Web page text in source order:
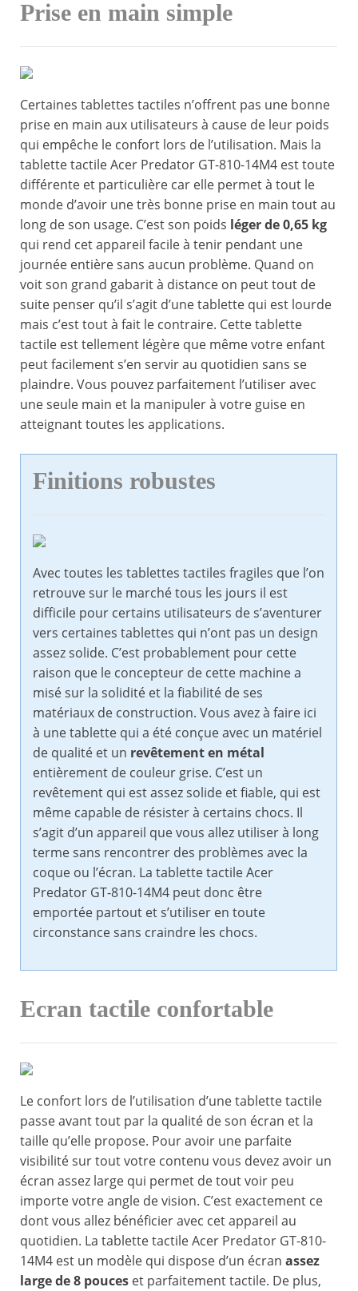
Prise en main simple
Certaines tablettes tactiles n’offrent pas une bonne
prise en main aux utilisateurs à cause de leur poids
qui empêche le confort lors de l’utilisation. Mais la
tablette tactile Acer Predator GT-810-14M4 est toute
différente et particulière car elle permet à tout le
monde d’avoir une très bonne prise en main tout au
long de son usage. C’est son poids léger de 0,65 kg
qui rend cet appareil facile à tenir pendant une
journée entière sans aucun problème. Quand on
voit son grand gabarit à distance on peut tout de
suite penser qu’il s’agit d’une tablette qui est lourde
mais c’est tout à fait le contraire. Cette tablette
tactile est tellement légère que même votre enfant
peut facilement s’en servir au quotidien sans se
plaindre. Vous pouvez parfaitement l’utiliser avec
une seule main et la manipuler à votre guise en
atteignant toutes les applications.
Finitions robustes
Avec toutes les tablettes tactiles fragiles que l’on
retrouve sur le marché tous les jours il est
difficile pour certains utilisateurs de s’aventurer
vers certaines tablettes qui n’ont pas un design
assez solide. C’est probablement pour cette
raison que le concepteur de cette machine a
misé sur la solidité et la fiabilité de ses
matériaux de construction. Vous avez à faire ici
à une tablette qui a été conçue avec un matériel
de qualité et un revêtement en métal
entièrement de couleur grise. C’est un
revêtement qui est assez solide et fiable, qui est
même capable de résister à certains chocs. Il
s’agit d’un appareil que vous allez utiliser à long
terme sans rencontrer des problèmes avec la
coque ou l’écran. La tablette tactile Acer
Predator GT-810-14M4 peut donc être
emportée partout et s’utiliser en toute
circonstance sans craindre les chocs.
Ecran tactile confortable
Le confort lors de l’utilisation d’une tablette tactile
passe avant tout par la qualité de son écran et la
taille qu’elle propose. Pour avoir une parfaite
visibilité sur tout votre contenu vous devez avoir un
écran assez large qui permet de tout voir peu
importe votre angle de vision. C’est exactement ce
dont vous allez bénéficier avec cet appareil au
quotidien. La tablette tactile Acer Predator GT-810-
14M4 est un modèle qui dispose d’un écran assez
large de 8 pouces et parfaitement tactile. De plus,